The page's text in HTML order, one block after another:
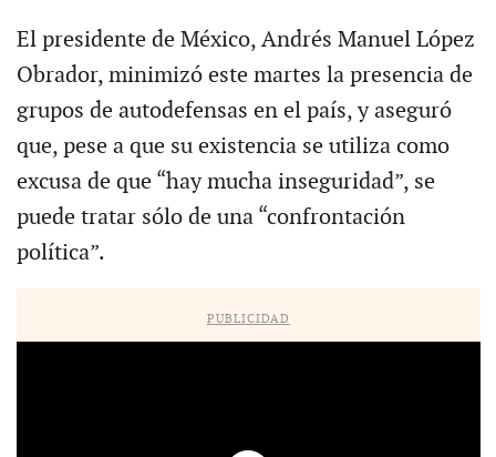
El presidente de México, Andrés Manuel López
Obrador, minimizó este martes la presencia de
grupos de autodefensas en el país, y aseguró
que, pese a que su existencia se utiliza como
excusa de que “hay mucha inseguridad”, se
puede tratar sólo de una “confrontación
política”.
PUBLICIDAD